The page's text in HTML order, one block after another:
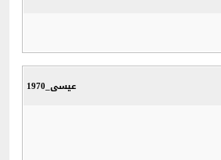
عيسى_1970